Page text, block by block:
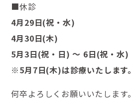
■休診
4月29日(祝・水)
4月30日(木)
5月3日(祝・日) ～ 6日(祝・水)
※5月7日(木)は診療いたします。
何卒よろしくお願いいたします。